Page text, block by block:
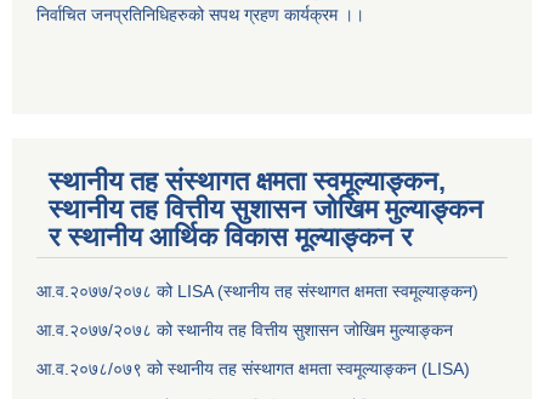
निर्वाचित जनप्रतिनिधिहरुको सपथ ग्रहण कार्यक्रम ।।
स्थानीय तह संस्थागत क्षमता स्वमूल्याङ्कन,
स्थानीय तह वित्तीय सुशासन जोखिम मुल्याङ्कन
र स्थानीय आर्थिक विकास मूल्याङ्कन र
आ.व.२०७७/२०७८ को LISA (स्थानीय तह संस्थागत क्षमता स्वमूल्याङ्कन)
आ.व.२०७७/२०७८ को स्थानीय तह वित्तीय सुशासन जोखिम मुल्याङ्कन
आ.व.२०७८/०७९ को स्थानीय तह संस्थागत क्षमता स्वमूल्याङ्कन (LISA)